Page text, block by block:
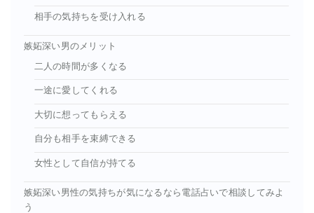
相手の気持ちを受け入れる
嫉妬深い男のメリット
二人の時間が多くなる
一途に愛してくれる
大切に想ってもらえる
自分も相手を束縛できる
女性として自信が持てる
嫉妬深い男性の気持ちが気になるなら電話占いで相談してみよ
う